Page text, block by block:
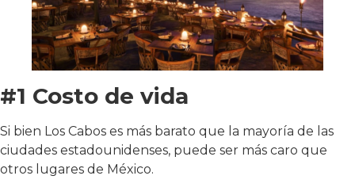
#1 Costo de vida
Si bien Los Cabos es más barato que la mayoría de las
ciudades estadounidenses, puede ser más caro que
otros lugares de México.